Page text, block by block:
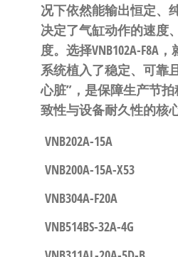
况下依然能输出恒定、
决定了气缸动作的速度
度。选择VNB102A-F8A
系统植入了稳定、可靠
心脏”，是保障生产节
致性与设备耐久性的核
VNB202A-15A
VNB200A-15A-X53
VNB304A-F20A
VNB514BS-32A-4G